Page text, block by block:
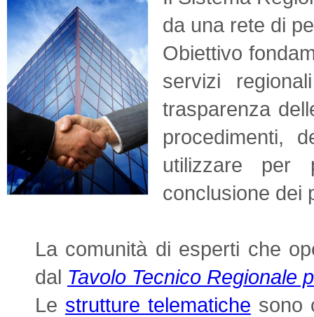
da una rete di
Obiettivo
servizi
trasparenza
procedimenti,
utilizzare per
conclusione dei
La comunità di esperti che
dal Tavolo Tecnico Regionale
Le strutture telematiche sono